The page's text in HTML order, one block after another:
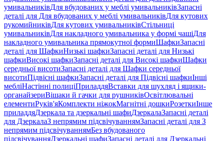
умивальниківДля вбудованих у меблі умивальниківЗапасні
деталі для Для вбудованих у меблі умивальниківДля кутових
рукомийниківДля кутових умивальниківСтільниці
умивальниківДля накладного умивальника у формі чашіДля
накладного умивальника прямокутної формиШафкиЗапасні
деталі для ШафкиНизькі шафкиЗапасні деталі для Низькі
шафкиВисокі шафкиЗапасні деталі для Високі шафкиШафки
середньої висотиЗапасні деталі для Шафки середньої
висотиПідвісні шафкиЗапасні деталі для Підвісні шафкиІнші
мебліНастінні полиціПриладдяВставки для шухляд і ящики-
органайзериВішаки й гачки для рушниківОсвітлювальні
елементиРуків'яКомплекти ніжокМагнітні дошкиРозеткиІнше
приладдяДзеркала та дзеркальні шафиДзеркалаЗапасні деталі
для ДзеркалаЗ непрямим підсвічуваннямЗапасні деталі для З
непрямим підсвічуваннямБез вбудованого
підсвічуванняДзеркальні шафиЗапасні деталі для Дзеркальні